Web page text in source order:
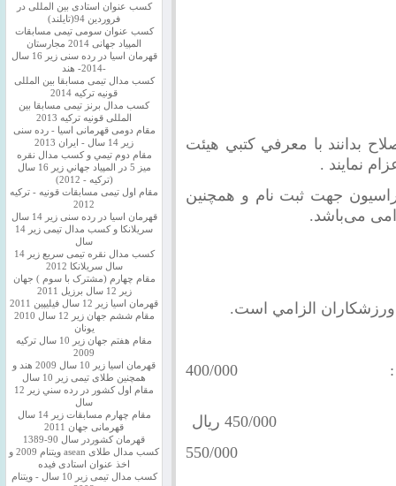
بدانند با معرفي كتبي هيئت
نمايند .
جهت ثبت نام و همچنين
می‌باشد.
.
وروديه بازيكنان ريتينگ دار زير 2000 تا 1900 : 400/000
وروديه بازيكنان بدون ريتينگ : 550/000
کسب عنوان استادی بین المللی در
فروردین 94(تایلند)
کسب عنوان سومی تیمی مسابقات
المپیاد جهانی 2014 مجارستان
قهرمان اسیا در رده سنی زیر 16 سال
-2014- هند
کسب مدال تیمی مسابقا بین المللی
قونیه ترکیه 2014
کسب مدال برنز تیمی مسابقا بین
المللی قونیه ترکیه 2013
مقام دومی قهرمانی اسیا - رده سنی
زیر 14 سال - ایران 2013
مقام دوم تيمي و كسب مدال نقره
ميز 5 در المپياد جهاني زير 16 سال
(تركيه - 2012)
مقام اول تیمی مسابقات قونیه - ترکیه
2012
قهرمان اسیا در رده سنی زیر 14 سال
سريلانكا و کسب مدال تیمی زیر 14
سال
کسب مدال نقره تیمی سریع زیر 14
سال سریلانکا 2012
مقام چهارم (مشترک با سوم ) جهان
زیر 12 سال برزیل 2011
قهرمان اسيا زير 12 سال فیلیپین 2011
مقام ششم جهان زیر 12 سال 2010
یونان
مقام هفتم جهان زیر 10 سال ترکیه
2009
قهرمان اسيا زیر 10 سال 2009 هند و
همچنین طلای تیمی زیر 10 سال
مقام اول كشور در رده سني زير 12
سال
مقام چهارم مسابقات زیر 14 سال
قهرمانی جهان 2011
قهرمان کشوردر سال 90-1389
کسب مدال طلای asean ویتنام 2009 و
اخذ عنوان استادی فیده
کسب مدال تیمی زیر 10 سال - ویتنام